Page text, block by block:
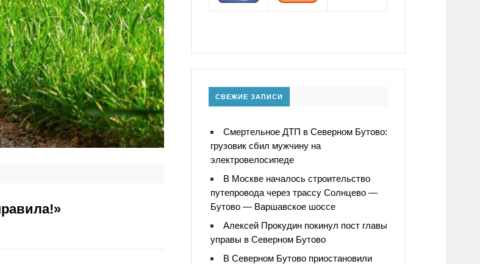
СВЕЖИЕ ЗАПИСИ
Смертельное ДТП в Северном Бутово:
грузовик сбил мужчину на
электровелосипеде
В Москве началось строительство
путепровода через трассу Солнцево —
Бутово — Варшавское шоссе
Алексей Прокудин покинул пост главы
управы в Северном Бутово
В Северном Бутово приостановили